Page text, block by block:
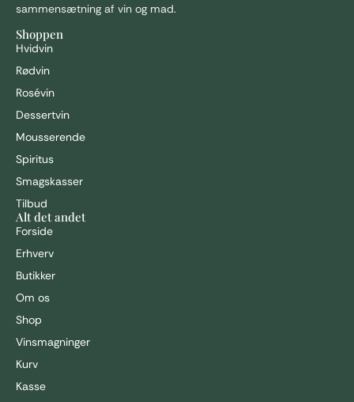
sammensætning af vin og mad.
Shoppen
Hvidvin
Rødvin
Rosévin
Dessertvin
Mousserende
Spiritus
Smagskasser
Tilbud
Alt det andet
Forside
Erhverv
Butikker
Om os
Shop
Vinsmagninger
Kurv
Kasse